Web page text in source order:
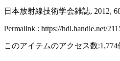
日本放射線技術学会雑誌, 2012,
Permalink : https://hdl.handle.net/
このアイテムのアクセス数:1,774